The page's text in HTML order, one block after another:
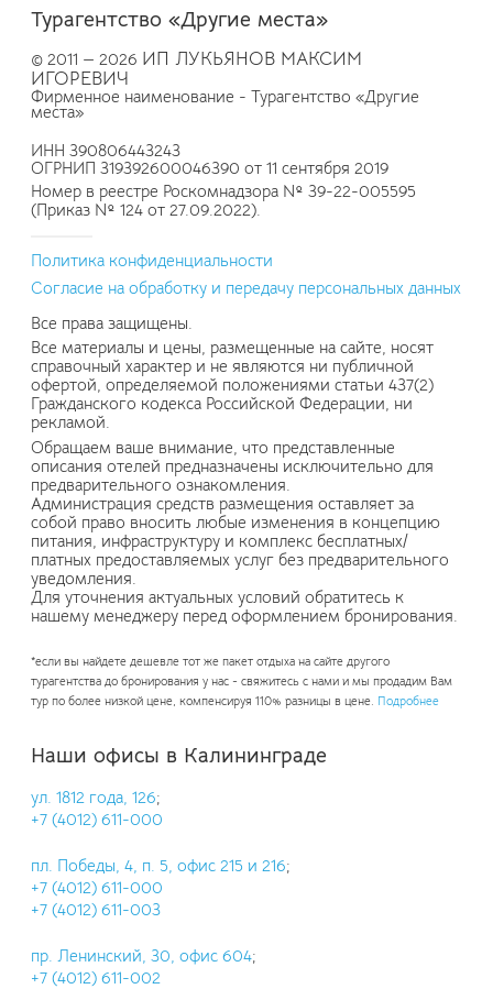
Турагентство «Другие места»
© 2011 — 2026 ИП ЛУКЬЯНОВ МАКСИМ
ИГОРЕВИЧ
Фирменное наименование - Турагентство «Другие
места»
ИНН 390806443243
ОГРНИП 319392600046390 от 11 сентября 2019
Номер в реестре Роскомнадзора № 39-22-005595
(Приказ № 124 от 27.09.2022).
Политика конфиденциальности
Согласие на обработку и передачу персональных данных
Все права защищены.
Все материалы и цены, размещенные на сайте, носят
справочный характер и не являются ни публичной
офертой, определяемой положениями статьи 437(2)
Гражданского кодекса Российской Федерации, ни
рекламой.
Обращаем ваше внимание, что представленные
описания отелей предназначены исключительно для
предварительного ознакомления.
Администрация средств размещения оставляет за
собой право вносить любые изменения в концепцию
питания, инфраструктуру и комплекс бесплатных/
платных предоставляемых услуг без предварительного
уведомления.
Для уточнения актуальных условий обратитесь к
нашему менеджеру перед оформлением бронирования.
*если вы найдете дешевле тот же пакет отдыха на сайте другого
турагентства до бронирования у нас - свяжитесь с нами и мы продадим Вам
тур по более низкой цене, компенсируя 110% разницы в цене. Подробнее
Наши офисы в Калининграде
ул. 1812 года, 126;
+7 (4012) 611-000
пл. Победы, 4, п. 5, офис 215 и 216;
+7 (4012) 611-000
+7 (4012) 611-003
пр. Ленинский, 30, офис 604;
+7 (4012) 611-002